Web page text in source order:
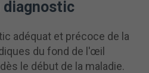
diagnostic
adéquat et précoce de la
du fond de l'œil
le début de la maladie.